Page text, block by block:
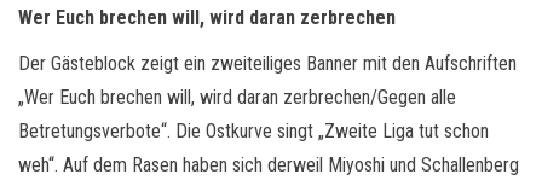
Wer Euch brechen will, wird daran zerbrechen
Der Gästeblock zeigt ein zweiteiliges Banner mit den Aufschriften
„Wer Euch brechen will, wird daran zerbrechen/Gegen alle
Betretungsverbote“. Die Ostkurve singt „Zweite Liga tut schon
weh“. Auf dem Rasen haben sich derweil Miyoshi und Schallenberg